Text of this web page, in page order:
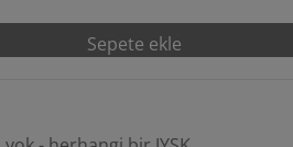
Sepete ekle